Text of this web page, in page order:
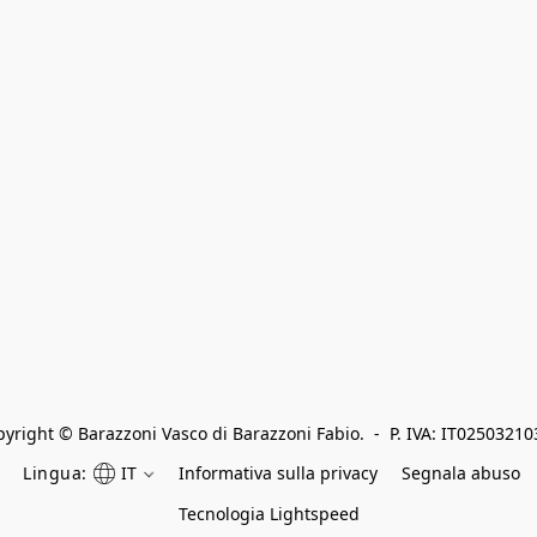
© Barazzoni Vasco di Barazzoni Fabio.  -  P. IVA:
Lingua:
IT Informativa sulla privacy
Segnala abuso
Tecnologia Lightspeed